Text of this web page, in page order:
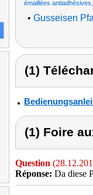
émaillées
• Gusseisen
(1)
(1) Foire
Question
Réponse: Da diese